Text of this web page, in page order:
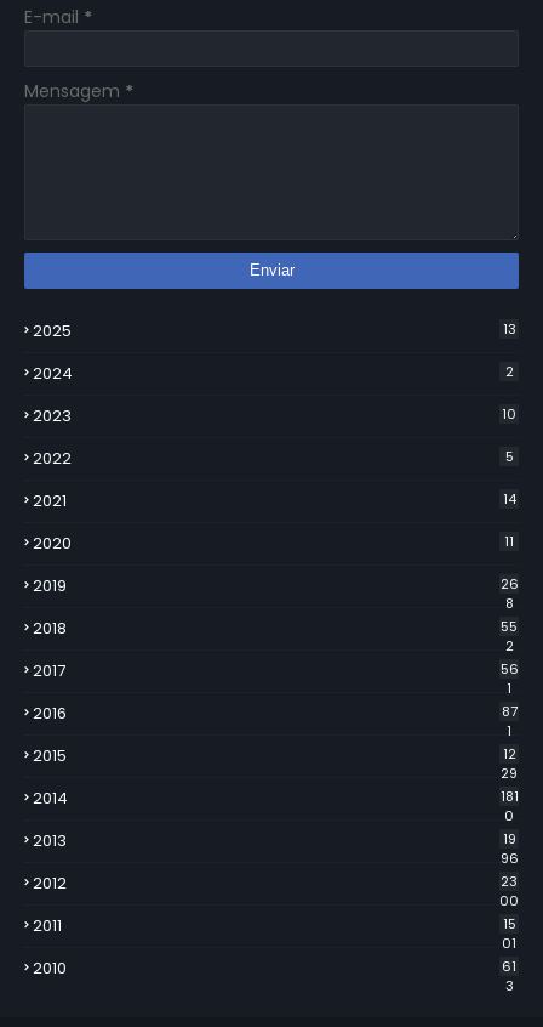
E-mail *
Mensagem *
2025 13
2024 2
2023 10
2022 5
2021 14
2020 11
2019
26
8
2018
55
2
2017
56
1
2016
87
1
2015
12
29
2014
181
0
2013
19
96
2012
23
00
2011
15
01
2010
61
3